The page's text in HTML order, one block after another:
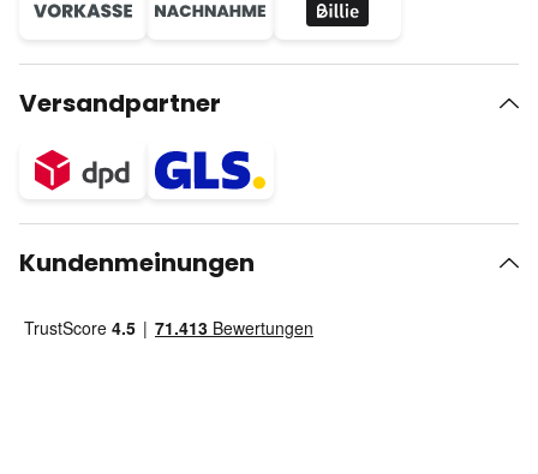
Versandpartner
Kundenmeinungen